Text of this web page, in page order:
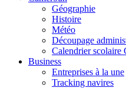
Géographie
Histoire
Météo
Découpage
Calendrier scolaire
Business
Entreprises à la une
Tracking navires